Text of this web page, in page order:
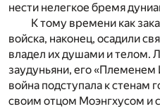
нести нелегкое бремя
К тому времени как
войска, наконец, осадили
владел их душами и телом.
заудуньяни, его
война подступала к стенам
своим отцом Моэнгхусом и